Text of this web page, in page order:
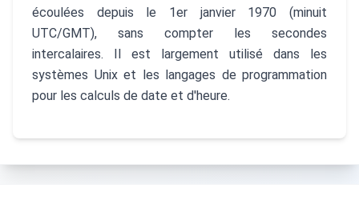
écoulées depuis le 1er janvier 1970 (minuit
UTC/GMT), sans compter les secondes
intercalaires. Il est largement utilisé dans les
systèmes Unix et les langages de programmation
pour les calculs de date et d'heure.